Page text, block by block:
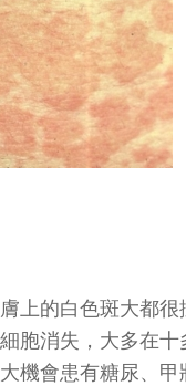
上的白色斑大都
胞消失，大多在
機會患有糖尿、